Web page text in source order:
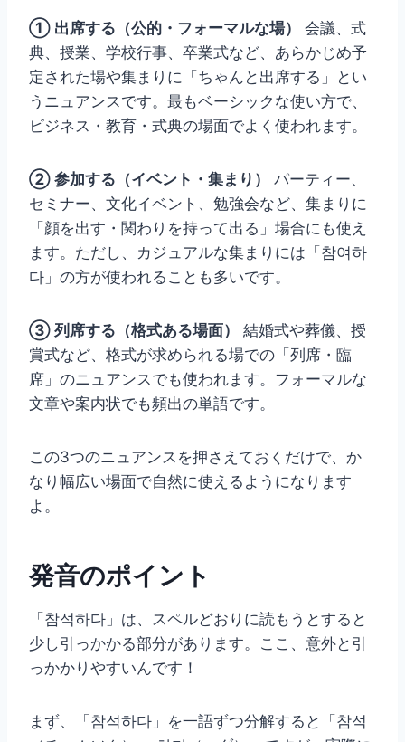
① 出席する（公的・フォーマルな場）
会議、式
典、授業、学校行事、卒業式など、あらかじめ予
定された場や集まりに「ちゃんと出席する」とい
うニュアンスです。最もベーシックな使い方で、
ビジネス・教育・式典の場面でよく使われます。
② 参加する（イベント・集まり）
パーティー、
セミナー、文化イベント、勉強会など、集まりに
「顔を出す・関わりを持って出る」場合にも使え
ます。ただし、カジュアルな集まりには「참여하
다」の方が使われることも多いです。
③ 列席する（格式ある場面）
結婚式や葬儀、授
賞式など、格式が求められる場での「列席・臨
席」のニュアンスでも使われます。フォーマルな
文章や案内状でも頻出の単語です。
この3つのニュアンスを押さえておくだけで、か
なり幅広い場面で自然に使えるようになります
よ。
発音のポイント
「참석하다」は、スペルどおりに読もうとすると
少し引っかかる部分があります。ここ、意外と引
っかかりやすいんです！
まず、「참석하다」を一語ずつ分解すると「참석